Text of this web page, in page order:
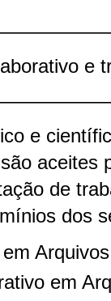
e
e
aceites
de
dos
em